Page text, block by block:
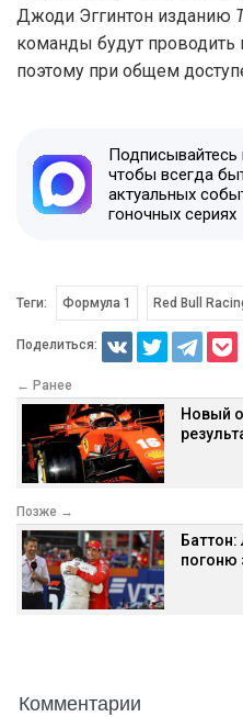
Джоди Эггинтон изданию
команды будут проводить
поэтому при общем
Подписывайтесь
чтобы всегда
актуальных
гоночных сериях
Теги: Формула 1 Red Bull
Поделиться:
← Ранее
Новый
Позже →
погоню
Комментарии